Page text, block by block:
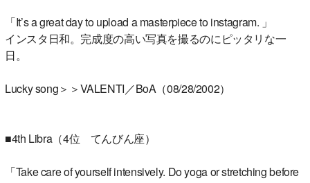
「It’s a great day to upload a masterpiece to instagram. 」
インスタ日和。完成度の高い写真を撮るのにピッタリな一
日。
Lucky song＞＞VALENTI／BoA（08/28/2002）
■4th Libra（4位 てんびん座）
「Take care of yourself intensively. Do yoga or stretching before